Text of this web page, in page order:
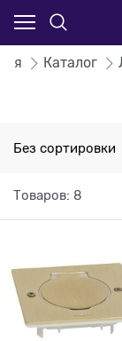
Каталог
Без сортировки
Товаров: 8